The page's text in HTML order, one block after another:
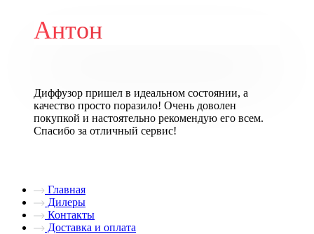
Антон
Диффузор пришел в идеальном состоянии, а
качество просто поразило! Очень доволен
покупкой и настоятельно рекомендую его всем.
Спасибо за отличный сервис!
Главная
Дилеры
Контакты
Доставка и оплата